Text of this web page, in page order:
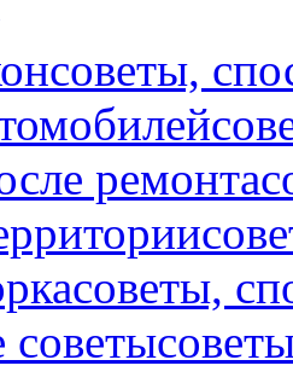
советы,
ремонта
советы,
советы